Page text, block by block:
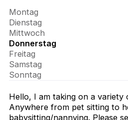
Montag
Dienstag
Mittwoch
Donnerstag
Freitag
Samstag
Sonntag
Hello, I am taking on a variety
Anywhere from pet sitting to
babysitting/nannying. Please